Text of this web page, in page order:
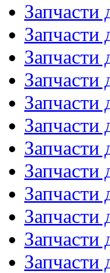
Запчасти
Запчасти
Запчасти
Запчасти
Запчасти
Запчасти
Запчасти
Запчасти